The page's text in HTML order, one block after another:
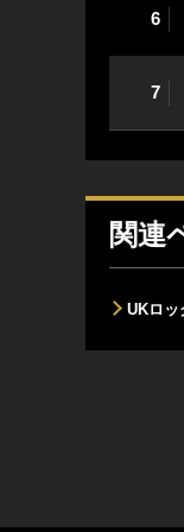
6
7
関連
UKロッ